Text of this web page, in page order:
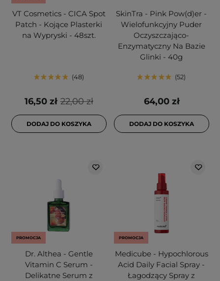
VT Cosmetics - CICA Spot
Patch - Kojące Plasterki
na Wypryski - 48szt.
48
22,00 zł
16,50 zł
DODAJ DO KOSZYKA
SkinTra - Pink Pow(d)er -
Wielofunkcyjny Puder
Oczyszczająco-
Enzymatyczny Na Bazie
Glinki - 40g
52
64,00 zł
DODAJ DO KOSZYKA
PROMOCJA
Dr. Althea - Gentle
Vitamin C Serum -
Delikatne Serum z
PROMOCJA
Medicube - Hypochlorous
Acid Daily Facial Spray -
Łagodzący Spray z